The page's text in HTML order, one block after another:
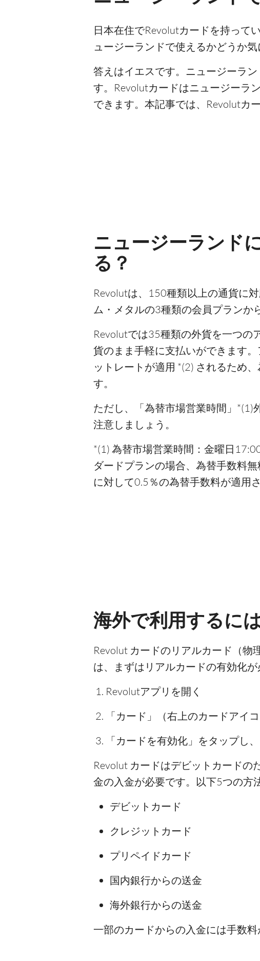
日本在住でRevolutカードを持って
ュージーランドで使えるかどうか
答えはイエスです。ニュージーラ
す。Revolutカードはニュージーラ
できます。本記事では、Revolutカ
ニュージーランド
る？
Revolutは、150種類以上の通貨に
ム・メタルの3種類の会員プランか
Revolutでは35種類の外貨を一つの
貨のまま手軽に支払いができます
ットレートが適用 *(2) されるため
す。
ただし、「為替市場営業時間」*(1)
注意しましょう。
*(1) 為替市場営業時間：金曜日
ダードプランの場合、為替⼿数料
に対して0.5％の為替手数料が適用さ
海外で利用するに
Revolut カードのリアルカード（
は、まずはリアルカードの有効化
Revolutアプリを開く
「カード」（右上のカードアイ
「カードを有効化」をタップし
Revolut カードはデビットカード
金の入金が必要です。以下5つの方
デビットカード
クレジットカード
プリペイドカード
国内銀行からの送金
海外銀行からの送金
一部のカードからの入金には手数